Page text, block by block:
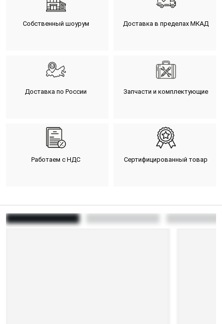
Собственный шоурум Доставка в пределах МКАД
Доставка по России Запчасти и комплектующие
Работаем с НДС Сертифицированный товар